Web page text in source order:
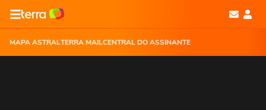
MAPA ASTRALTERRA MAILCENTRAL DO ASSINANTE